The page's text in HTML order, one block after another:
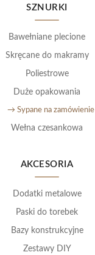
SZNURKI
Bawełniane plecione
Skręcane do makramy
Poliestrowe
Duże opakowania
→ Sypane na zamówienie
Wełna czesankowa
AKCESORIA
Dodatki metalowe
Paski do torebek
Bazy konstrukcyjne
Zestawy DIY